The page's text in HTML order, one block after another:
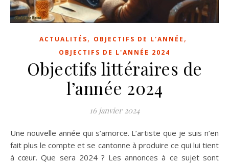
ACTUALITÉS, OBJECTIFS DE L'ANNÉE ,
OBJECTIFS DE L'ANNÉE 2024
Objectifs littéraires de
l’année 2024
16 janvier 2024
Une nouvelle année qui s’amorce. L’artiste que je suis n’en
fait plus le compte et se cantonne à produire ce qui lui tient
à cœur. Que sera 2024 ? Les annonces à ce sujet sont